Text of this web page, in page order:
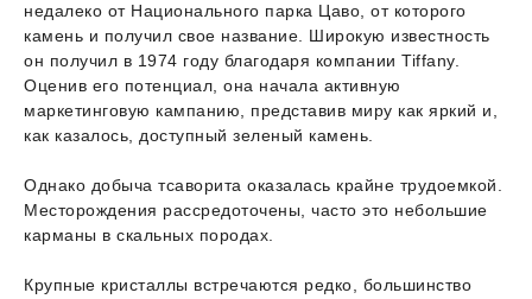
недалеко от Национального парка Цаво, от которого
камень и получил свое название. Широкую известность
он получил в 1974 году благодаря компании Tiffany.
Оценив его потенциал, она начала активную
маркетинговую кампанию, представив миру как яркий и,
как казалось, доступный зеленый камень.
Однако добыча тсаворита оказалась крайне трудоемкой.
Месторождения рассредоточены, часто это небольшие
карманы в скальных породах.
Крупные кристаллы встречаются редко, большинство